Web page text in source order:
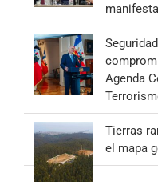
Agenda
Tierras
el mapa